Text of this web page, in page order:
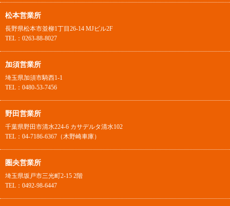
松本営業所
長野県松本市並柳1丁目26-14 MJビル2F
TEL：0263-88-8027
加須営業所
埼玉県加須市騎西1-1
TEL：0480-53-7456
野田営業所
千葉県野田市清水224-6 カサデルタ清水102
TEL：04-7186-6367（木野崎車庫）
圏央営業所
埼玉県坂戸市三光町2-15 2階
TEL：0492-98-6447